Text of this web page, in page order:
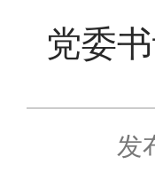
党委
发